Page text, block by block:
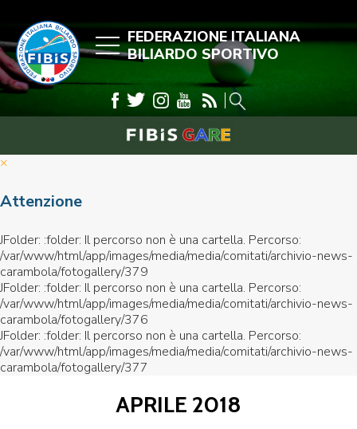
FEDERAZIONE ITALIANA
BILIARDO SPORTIVO
×
Attenzione
JFolder: :folder: Il percorso non è una cartella. Percorso:
/var/www/html/app/images/media/media/comitati/archivio-news-
carambola/fotogallery/379
JFolder: :folder: Il percorso non è una cartella. Percorso:
/var/www/html/app/images/media/media/comitati/archivio-news-
carambola/fotogallery/376
JFolder: :folder: Il percorso non è una cartella. Percorso:
/var/www/html/app/images/media/media/comitati/archivio-news-
carambola/fotogallery/377
APRILE 2018